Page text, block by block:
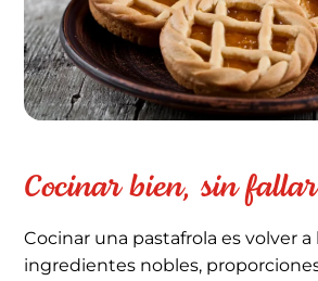
Cocinar bien, sin fallar
Cocinar una pastafrola es volver a
ingredientes nobles,